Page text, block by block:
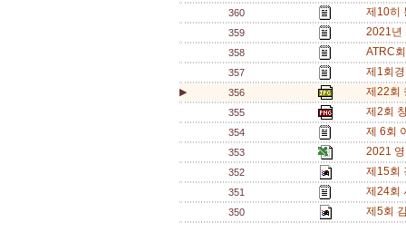
360 제10히
359 2021년
358 ATRC
357 제1회
▶ 356 제22회
355 제2회
354 제 6회
353 2021
352 제15회
351 제24회
350 제5회